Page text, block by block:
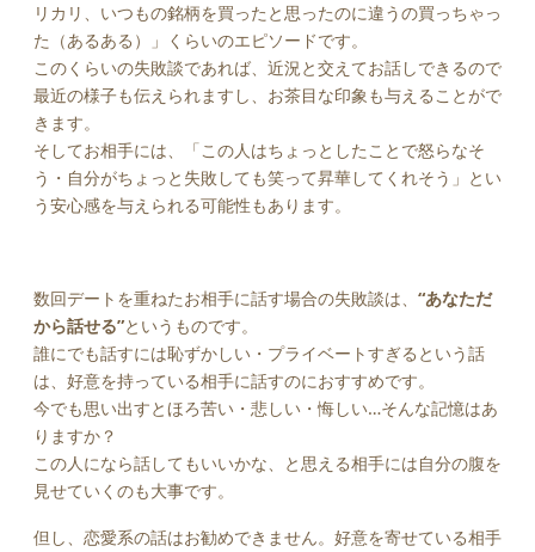
リカリ、いつもの銘柄を買ったと思ったのに違うの買っちゃっ
た（あるある）」くらいのエピソードです。
このくらいの失敗談であれば、近況と交えてお話しできるので
最近の様子も伝えられますし、お茶目な印象も与えることがで
きます。
そしてお相手には、「この人はちょっとしたことで怒らなそ
う・自分がちょっと失敗しても笑って昇華してくれそう」とい
う安心感を与えられる可能性もあります。
数回デートを重ねたお相手に話す場合の失敗談は、 “あなただ
から話せる”というものです。
誰にでも話すには恥ずかしい・プライベートすぎるという話
は、好意を持っている相手に話すのにおすすめです。
今でも思い出すとほろ苦い・悲しい・悔しい…そんな記憶はあ
りますか？
この人になら話してもいいかな、と思える相手には自分の腹を
見せていくのも大事です。
但し、恋愛系の話はお勧めできません。好意を寄せている相手